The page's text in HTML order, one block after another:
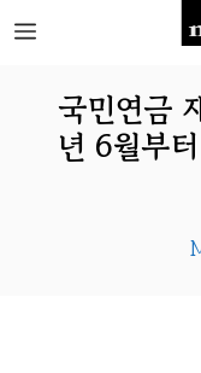
Skip
content
MENU
국민연금
년 6월부